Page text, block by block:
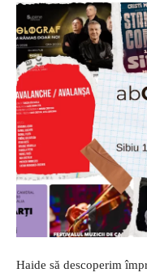
Haide să descoperim